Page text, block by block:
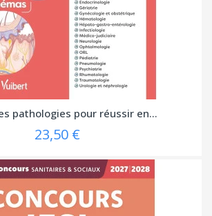
pathologies pour réussir en...
23,50 €